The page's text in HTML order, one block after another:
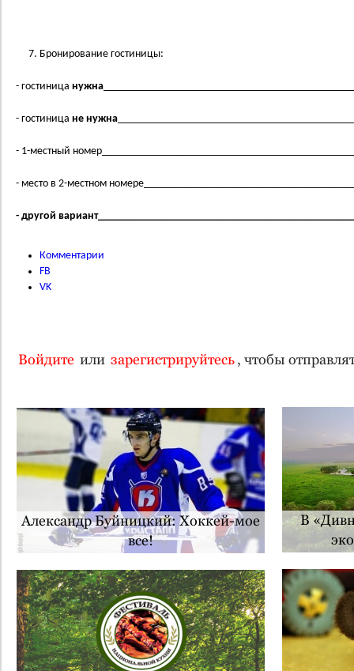
Бронирование гостиницы:
- гостиница нужна
- гостиница не нужна
- 1-местный
- место в 2-местном
- другой
Комментарии
FB
VK
Войдите или зарегистрируйтесь, чтобы
Александр Буйницкий: Хоккей-мое
все!
В